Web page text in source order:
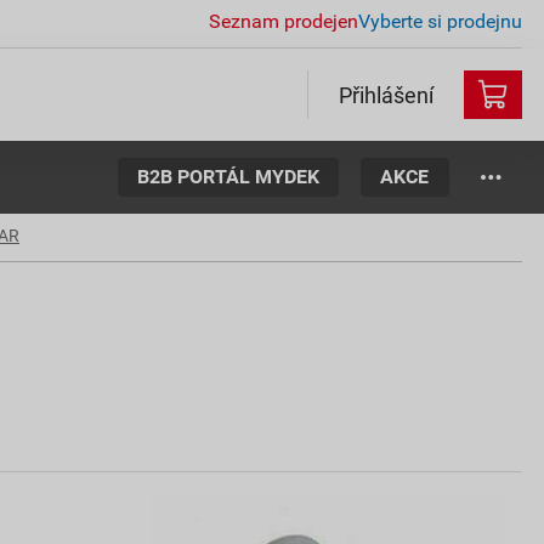
Seznam prodejenVyberte si prodejnu
Přihlášení
B2B PORTÁL MYDEK AKCE